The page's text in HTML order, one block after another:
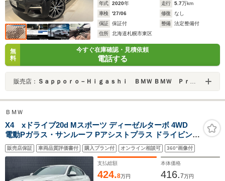
年式 2020年 走行 5.7万km
車検
'27/06 修復
なし
保証
保証付 整備
法定整備付
住所
北海道札幌市東区
無
料
今すぐ在庫確認・見積依頼
電話する
販売店： Ｓａｐｐｏｒｏ－Ｈｉｇａｓｈｉ ＢＭＷ ＢＭＷ Ｐｒｅｍｉｕｍ Ｓｅｌｅｃｔｉｏｎ 札幌東
ＢＭＷ
X4 xドライブ20d Mスポーツ ディーゼルターボ 4WD
電動Pガラス・サンルーフ Pアシストプラス ドライビン
グ・アシストプラス HUD ACC LDW LCW BSM PDC(フ
ロント/リヤ) RCTA 10.25インチ純正ナビ AppleCarPlay
AT・テールゲート・OP ワイヤレス・チャージング
販売店保証 車両品質評価書付 購入プラン付 オンライン相談可 360°画像付
支払総額
424.8万円
本体価格
416.7万円